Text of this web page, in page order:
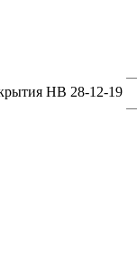
НВ 28-12-19